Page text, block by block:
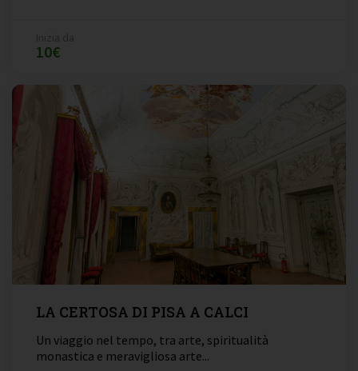
10€
LA CERTOSA DI PISA A CALCI
Un viaggio nel tempo, tra arte, spiritualità
monastica e meravigliosa arte...